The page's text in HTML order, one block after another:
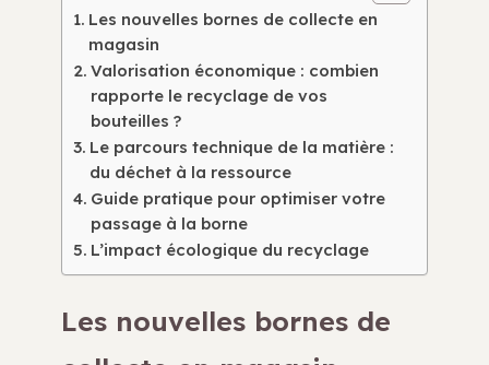
Les nouvelles bornes de collecte en
magasin
Valorisation économique : combien
rapporte le recyclage de vos
bouteilles ?
Le parcours technique de la matière :
du déchet à la ressource
Guide pratique pour optimiser votre
passage à la borne
L’impact écologique du recyclage
Les nouvelles bornes de